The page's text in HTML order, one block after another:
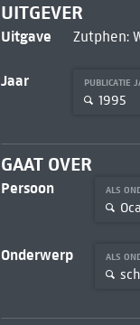
UITGEVER
Uitgave Zutphen:
Jaar PUBLICATIE
1995
GAAT OVER
Persoon ALS
Onderwerp ALS